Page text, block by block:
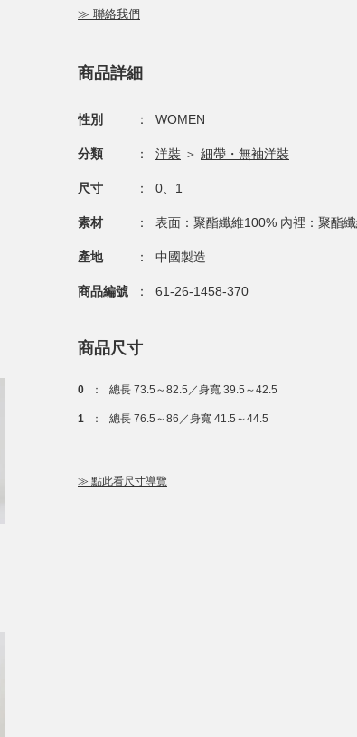
≫ 聯絡我們
商品詳細
性別 ： WOMEN
分類 ： 洋裝 ＞ 細帶・無袖洋裝
尺寸 ： 0、1
素材 ： 表面：聚酯纖維100% 內裡：聚酯
產地 ： 中國製造
商品編號 ： 61-26-1458-370
商品尺寸
0 ： 總長 73.5～82.5／身寬 39.5～42.5
1 ： 總長 76.5～86／身寬 41.5～44.5
≫ 點此看尺寸導覽